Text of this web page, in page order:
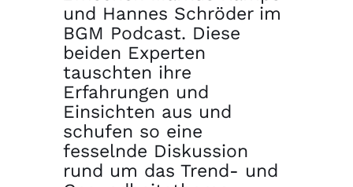
und Hannes Schröder im
BGM Podcast. Diese
beiden Experten
tauschten ihre
Erfahrungen und
Einsichten aus und
schufen so eine
fesselnde Diskussion
rund um das Trend- und